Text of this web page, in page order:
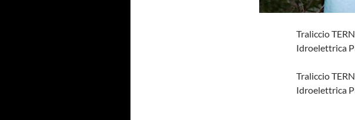
Traliccio
Idroelettrica
Traliccio
Idroelettrica